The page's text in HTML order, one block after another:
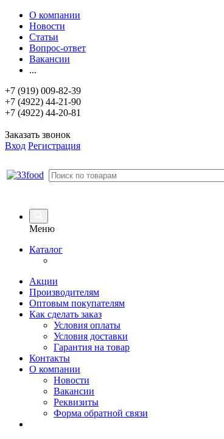
О компании
Новости
Статьи
Вопрос-ответ
Вакансии
...
+7 (919) 009-82-39
+7 (4922) 44-21-90
+7 (4922) 44-20-81
Заказать звонок
Вход Регистрация
Меню
Каталог
Акции
Производителям
Оптовым покупателям
Как сделать заказ
Условия оплаты
Условия доставки
Гарантия на товар
Контакты
О компании
Новости
Вакансии
Реквизиты
Форма обратной связи